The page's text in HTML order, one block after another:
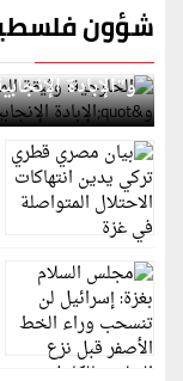
شؤون
الخارجية: وثيقة
و"الإبادة